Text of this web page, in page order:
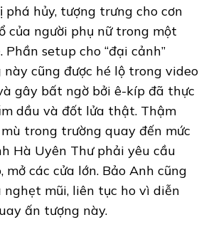
phá hủy, tượng trưng cho cơn
của người phụ nữ trong một
Phần setup cho “đại cảnh”
cũng được hé lộ trong video
gây bất ngờ bởi ê-kíp đã thực
dầu và đốt lửa thật. Thậm
trong trường quay đến mức
Hà Uyên Thư phải yêu cầu
các cửa lớn. Bảo Anh cũng
nghẹt mũi, liên tục ho vì diễn
ấn tượng này.